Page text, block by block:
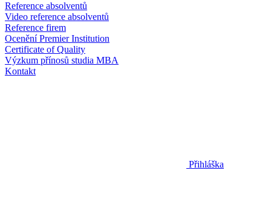
Reference absolventů
Video reference absolventů
Reference firem
Ocenění Premier Institution
Certificate of Quality
Výzkum přínosů studia MBA
Kontakt
Přihláška